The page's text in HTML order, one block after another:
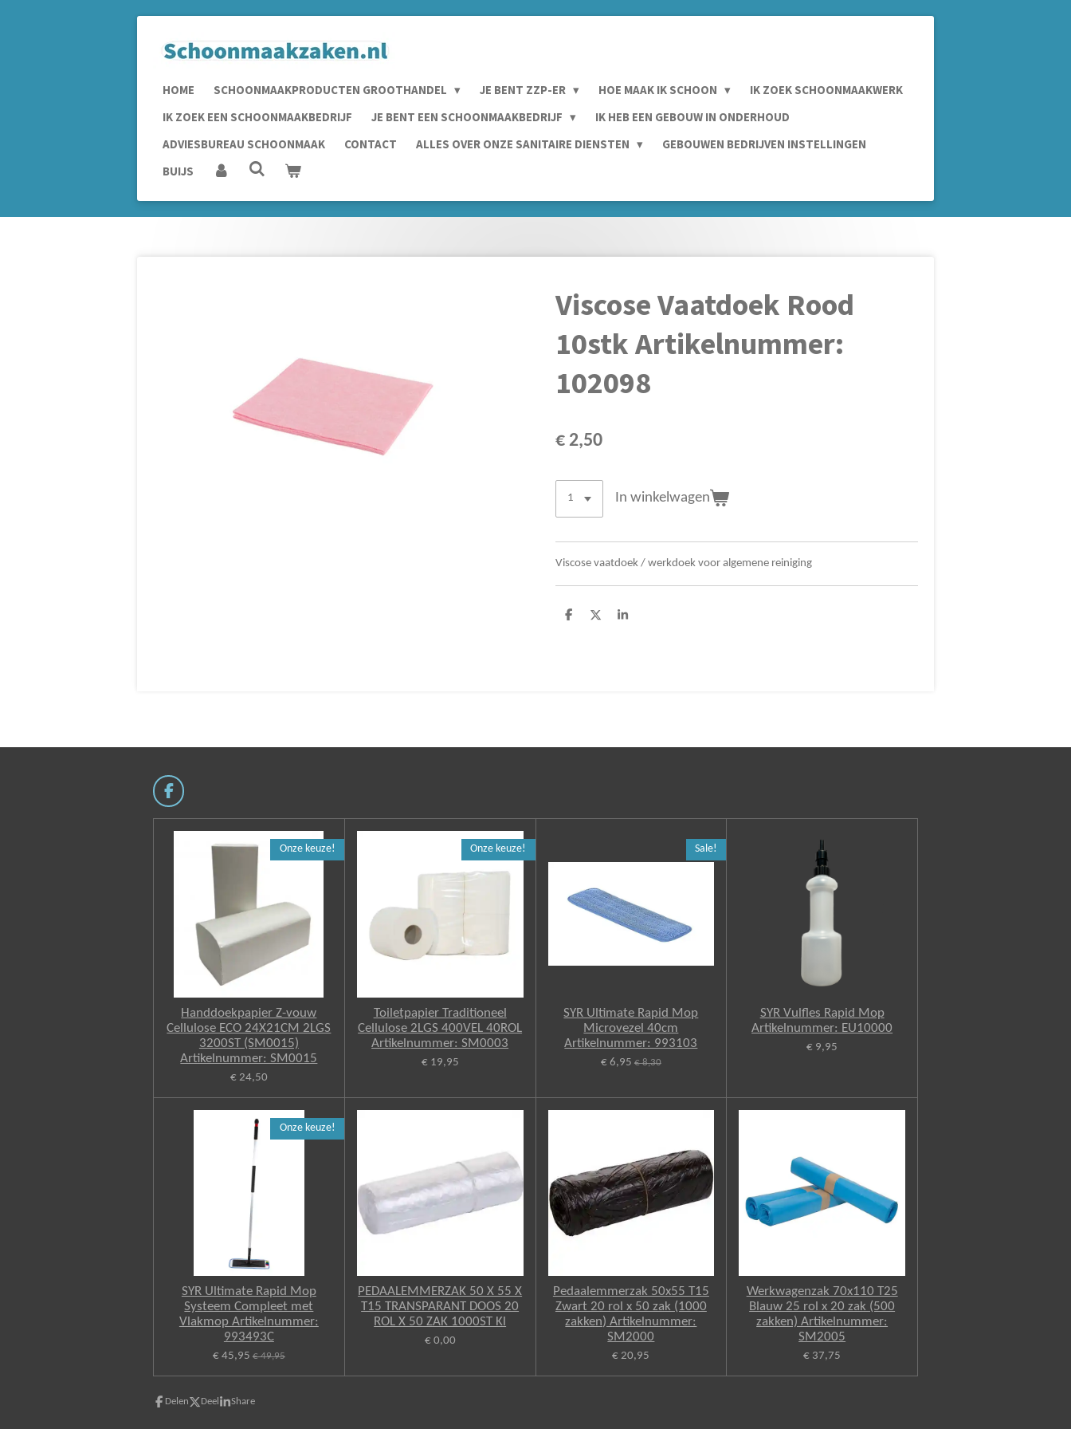
HOME SCHOONMAAKPRODUCTEN GROOTHANDEL JE BENT ZZP-ER HOE MAAK IK SCHOON
IK ZOEK SCHOONMAAKWERK
IK ZOEK EEN SCHOONMAAKBEDRIJF
JE BENT EEN SCHOONMAAKBEDRIJF
IK HEB EEN GEBOUW IN ONDERHOUD
ADVIESBUREAU SCHOONMAAK
CONTACT ALLES OVER ONZE SANITAIRE DIENSTEN
GEBOUWEN BEDRIJVEN INSTELLINGEN
BUIJS
Viscose Vaatdoek Rood
10stk Artikelnummer:
102098
€ 2,50
In winkelwagen
Viscose vaatdoek / werkdoek voor algemene reiniging
D
D
S
F
a
Onze keuze!
Handdoekpapier Z-vouw
Cellulose ECO 24X21CM 2LGS
3200ST (SM0015)
Artikelnummer: SM0015
€ 24,50
Onze keuze!
Toiletpapier Traditioneel
Cellulose 2LGS 400VEL 40ROL
Artikelnummer: SM0003
€ 19,95
Sale!
SYR Ultimate Rapid Mop
Microvezel 40cm
Artikelnummer: 993103
€ 6,95 € 8,30
SYR Vulfles Rapid Mop
Artikelnummer: EU10000
€ 9,95
Onze keuze!
SYR Ultimate Rapid Mop
Systeem Compleet met
Vlakmop Artikelnummer:
993493C
€ 45,95 € 49,95
PEDAALEMMERZAK 50 X 55 X
T15 TRANSPARANT DOOS 20
ROL X 50 ZAK 1000ST Kl
€ 0,00
Pedaalemmerzak 50x55 T15
Zwart 20 rol x 50 zak (1000
zakken) Artikelnummer:
SM2000
€ 20,95
Werkwagenzak 70x110 T25
Blauw 25 rol x 20 zak (500
zakken) Artikelnummer:
SM2005
€ 37,75
Delen Deel Share